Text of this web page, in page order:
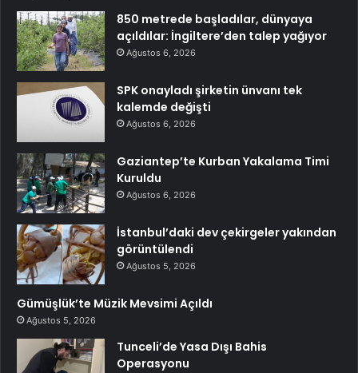
850 metrede başladılar, dünyaya
açıldılar: İngiltere’den talep yağıyor
Ağustos 6, 2026
SPK onayladı şirketin ünvanı tek
kalemde değişti
Ağustos 6, 2026
Gaziantep’te Kurban Yakalama Timi
Kuruldu
Ağustos 6, 2026
İstanbul’daki dev çekirgeler yakından
görüntülendi
Ağustos 5, 2026
Gümüşlük’te Müzik Mevsimi Açıldı
Ağustos 5, 2026
Tunceli’de Yasa Dışı Bahis
Operasyonu